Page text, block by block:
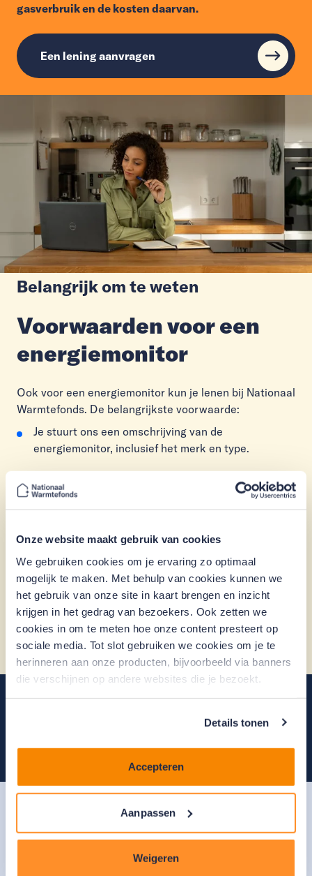
Onze website maakt gebruik van cookies
We gebruiken cookies om je ervaring zo optimaal
mogelijk te maken. Met behulp van cookies kunnen we
het gebruik van onze site in kaart brengen en inzicht
krijgen in het gedrag van bezoekers. Ook zetten we
cookies in om te meten hoe onze content presteert op
sociale media. Tot slot gebruiken we cookies om je te
herinneren aan onze producten, bijvoorbeeld via banners
die verschijnen op andere websites die je bezoekt.
Details tonen
Accepteren
Aanpassen
Weigeren
gasverbruik en de kosten daarvan.
Een lening aanvragen
Belangrijk om te weten
Voorwaarden voor een
energiemonitor
Ook voor een energiemonitor kun je lenen bij Nationaal
Warmtefonds. De belangrijkste voorwaarde:
Je stuurt ons een omschrijving van de
energiemonitor, inclusief het merk en type.
Energiemonitors zijn er in soorten en maten. Op
de website van Milieu Centraal vind je een
Alle maatregelen
Voorwaarden Energiebespaarlening
Direct aanvragen
Rekenhulp